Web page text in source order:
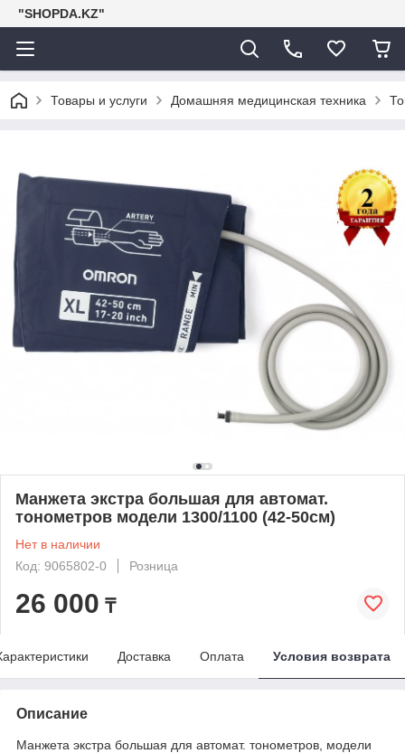
"SHOPDA.KZ"
Товары и услуги Домашняя медицинская техника
Манжета экстра большая для автомат.
тонометров модели 1300/1100 (42-50см)
Нет в наличии
Код: 9065802-0
Розница
26 000 ₸
Доставка Оплата Условия возврата
Описание
Манжета экстра большая для автомат. тонометров, модели